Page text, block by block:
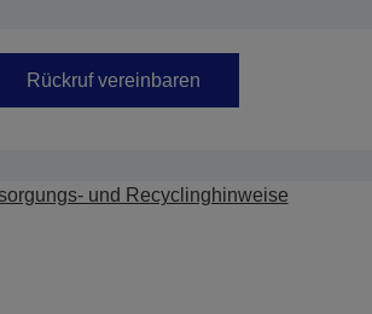
Rückruf vereinbaren
und Recyclinghinweise